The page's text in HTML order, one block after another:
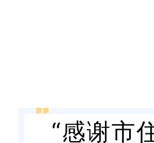
“感谢市